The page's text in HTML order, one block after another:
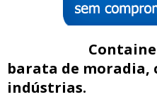
Container
barata de moradia,
indústrias.